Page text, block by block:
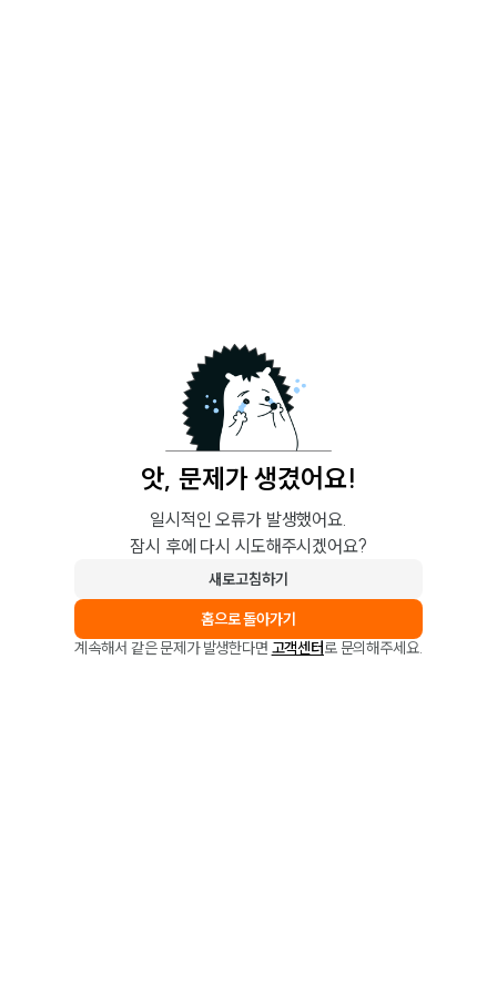
앗, 문제가 생겼어요!
일시적인 오류가 발생했어요.
잠시 후에 다시 시도해주시겠어요?
새로고침하기
홈으로 돌아가기
계속해서 같은 문제가 발생한다면 고객센터로 문의해주세요.